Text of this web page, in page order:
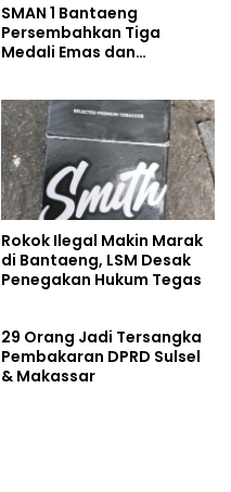
SMAN 1 Bantaeng
Persembahkan Tiga
Medali Emas dan
Youth STEM Invention di
Bangkok
Rokok Ilegal Makin Marak
di Bantaeng, LSM Desak
Penegakan Hukum Tegas
29 Orang Jadi Tersangka
Pembakaran DPRD Sulsel
& Makassar